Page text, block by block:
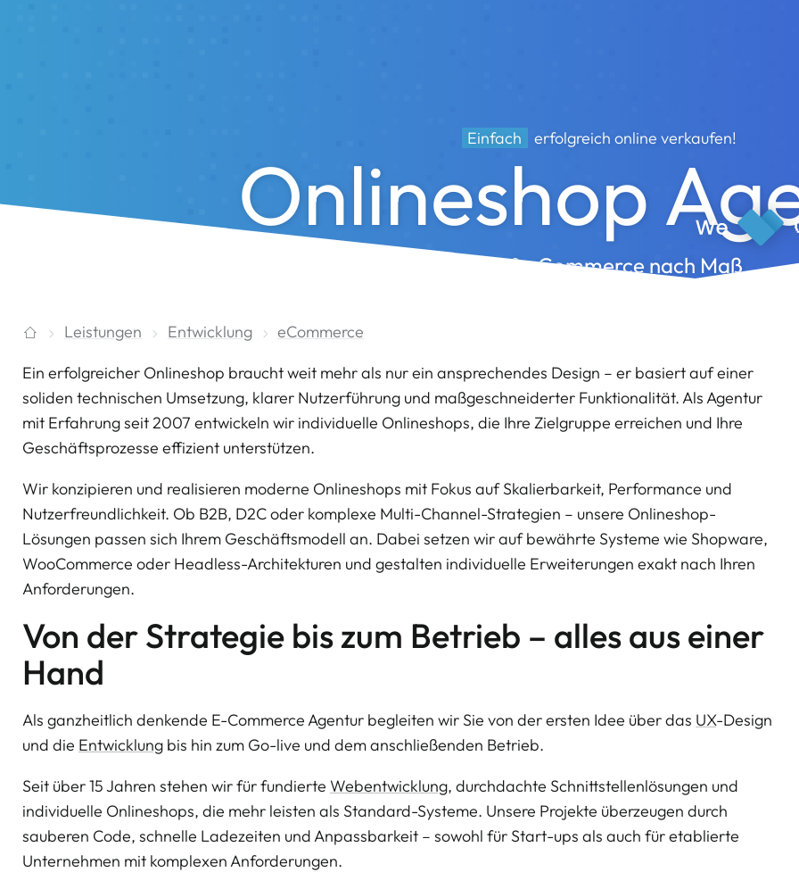
Einfach erfolgreich online verkaufen!
Onlineshop
Shop & eCommerce nach Maß
Leistungen Entwicklung eCommerce
Ein erfolgreicher Onlineshop braucht weit mehr als nur ein ansprechendes Design – er basiert auf einer
soliden technischen Umsetzung, klarer Nutzerführung und maßgeschneiderter Funktionalität. Als Agentur
mit Erfahrung seit 2007 entwickeln wir individuelle Onlineshops, die Ihre Zielgruppe erreichen und Ihre
Geschäftsprozesse effizient unterstützen.
Wir konzipieren und realisieren moderne Onlineshops mit Fokus auf Skalierbarkeit, Performance und
Nutzerfreundlichkeit. Ob B2B, D2C oder komplexe Multi-Channel-Strategien – unsere Onlineshop-
Lösungen passen sich Ihrem Geschäftsmodell an. Dabei setzen wir auf bewährte Systeme wie Shopware,
WooCommerce oder Headless-Architekturen und gestalten individuelle Erweiterungen exakt nach Ihren
Anforderungen.
Von der Strategie bis zum Betrieb – alles aus einer
Hand
Als ganzheitlich denkende E-Commerce Agentur begleiten wir Sie von der ersten Idee über das UX-Design
und die Entwicklung bis hin zum Go-live und dem anschließenden Betrieb.
Seit über 15 Jahren stehen wir für fundierte Webentwicklung, durchdachte Schnittstellenlösungen und
individuelle Onlineshops, die mehr leisten als Standard-Systeme. Unsere Projekte überzeugen durch
sauberen Code, schnelle Ladezeiten und Anpassbarkeit – sowohl für Start-ups als auch für etablierte
Unternehmen mit komplexen Anforderungen.